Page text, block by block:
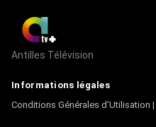
Antilles Télévision
Informations légales
Conditions Générales d’Utilisation |